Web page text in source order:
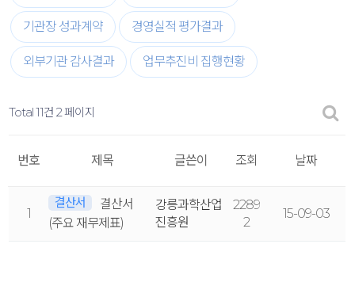
기관장 성과계약 경영실적 평가결과
외부기관 감사결과 업무추진비 집행현황
Total 11건 2 페이지
번호 제목 글쓴이 조회 날짜
1
결산서
결산서
(주요 재무제표)
강릉과학산업
진흥원
2289
2
15-09-03